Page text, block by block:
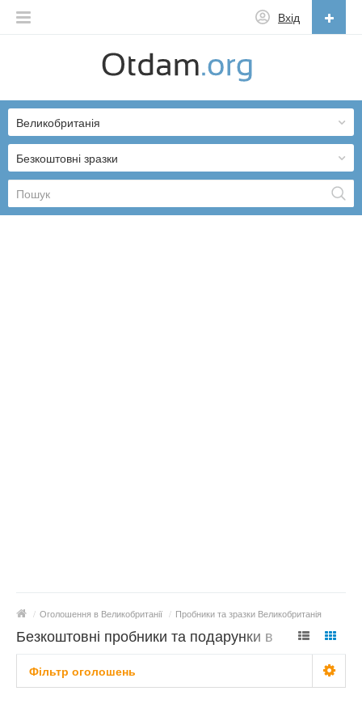
Вхід
English
Русский
Українська
Безкоштовні зразки
Великобританія
/ Оголошення в Великобританії / Пробники та зразки Великобританія
Безкоштовні пробники та подарунки в
Великобританії
Фільтр оголошень